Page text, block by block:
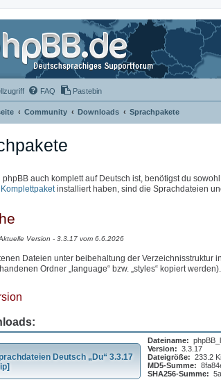
FAQ Pastebin
Community Downloads Sprachpakete
phpBB auch komplett auf Deutsch ist, benötigst du
installiert haben, sind die Sprachdateien
Version - 3.3.17 vom 6.6.2026
Dateien unter beibehaltung der
Ordner „language“ bzw. „styles“ kopiert werden).
Deutsch „Du“ 3.3.17
Dateiname:
Version: 3.3.17
Dateigröße: 233.2
MD5-Summe:
SHA256-Summe: